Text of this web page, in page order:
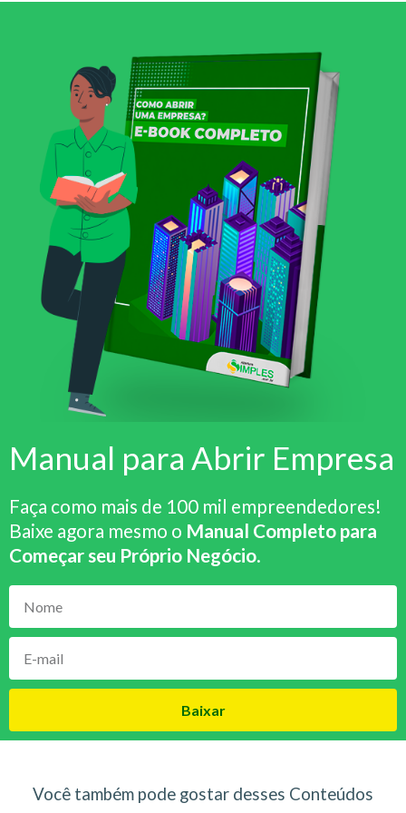
Manual para Abrir Empresa
Faça como mais de 100 mil empreendedores!
Baixe agora mesmo o Manual Completo para
Começar seu Próprio Negócio.
Baixar
Você também pode gostar desses Conteúdos